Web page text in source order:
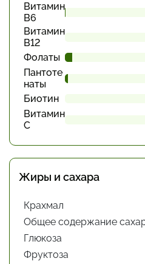
Витамин
В6
Витамин
В12
Фолаты
Пантоте
наты
Биотин
Витамин
С
Жиры и сахара
Крахмал
Общее содержание
Глюкоза
Фруктоза